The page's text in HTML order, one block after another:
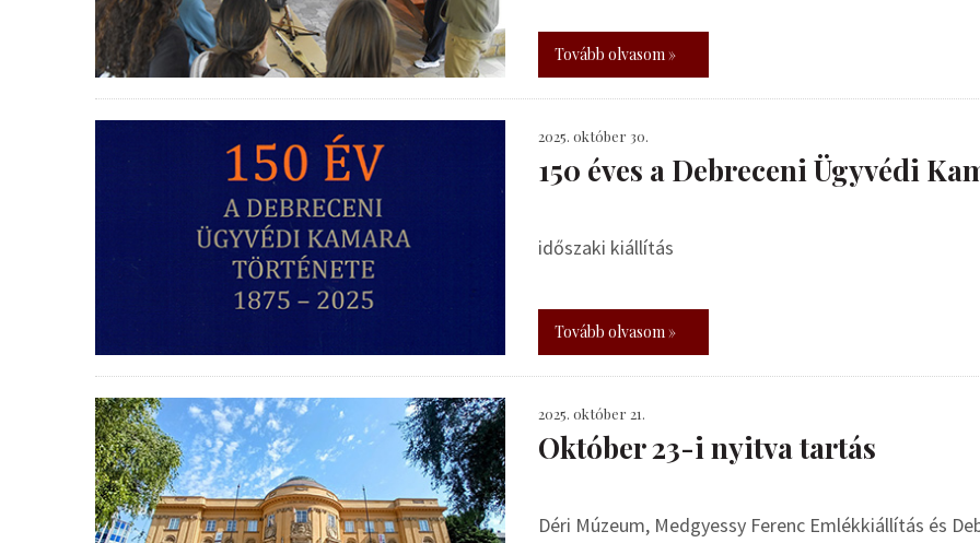
Tovább olvasom »
2025. október 30.
150 éves a Debreceni Ügyvédi
időszaki kiállítás
Tovább olvasom »
2025. október 21.
Október 23-i nyitva tartás
Déri Múzeum, Medgyessy Ferenc Emlékkiállítás és